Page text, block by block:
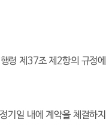
령 제 37조 제 2항의 규정
기일 내에 계약을 체결하